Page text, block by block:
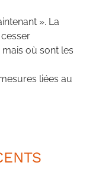
». La
mais où sont les
liées au